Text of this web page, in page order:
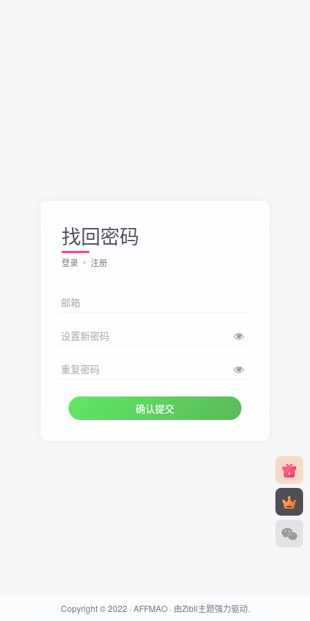
找回密码
登录 注册
邮箱
设置新密码
重复密码
确认提交
Copyright © 2022 · AFFMAO· 由Zibll主题强力驱动.